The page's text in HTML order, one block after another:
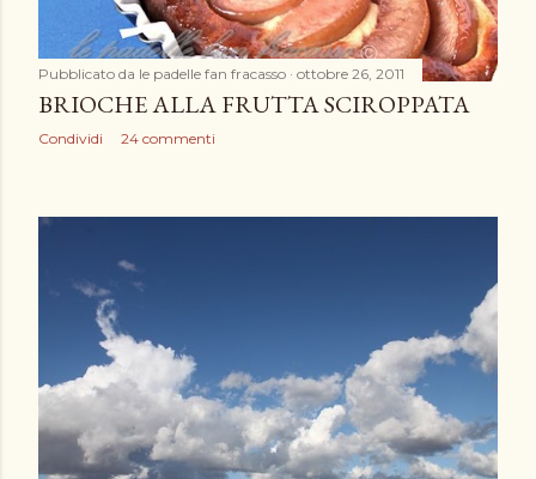
Pubblicato da le padelle fan fracasso ottobre 26, 2011
BRIOCHE ALLA FRUTTA SCIROPPATA
Condividi 24 commenti